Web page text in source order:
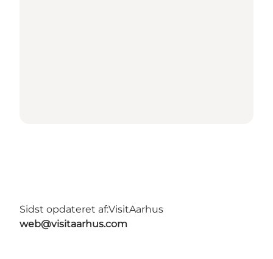
Sidst opdateret af:VisitAarhus
web@visitaarhus.com